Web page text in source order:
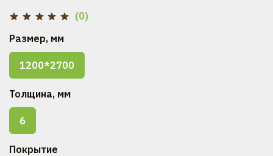
(0)
Размер, мм
1200*2700
Толщина, мм
6
Покрытие